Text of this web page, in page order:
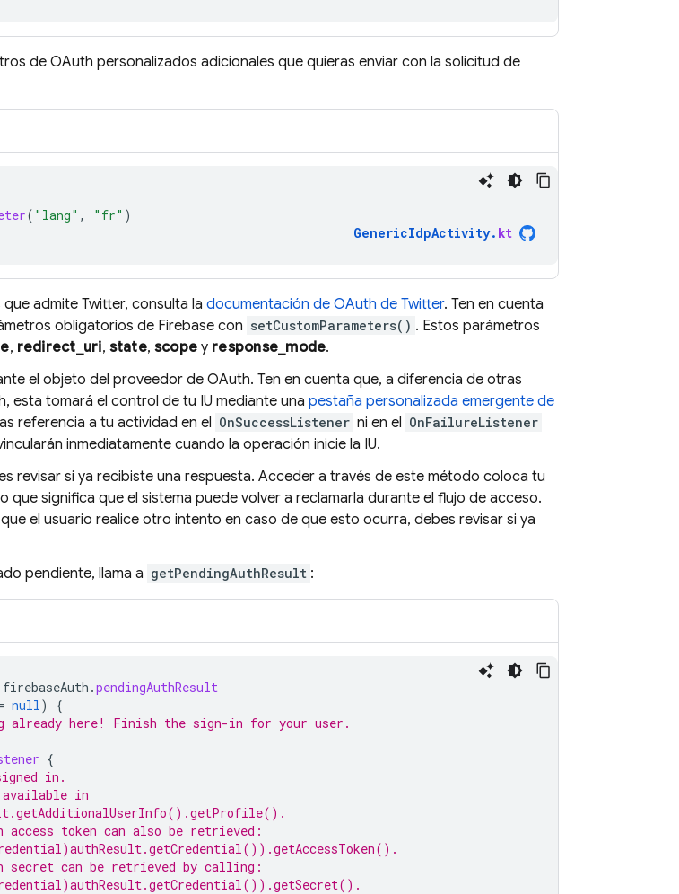
de OAuth personalizados adicionales que quieras enviar con la solicitud de
( "lang" , "fr" )
GenericIdpActivity. kt
admite Twitter, consulta la documentación de OAuth de Twitter. Ten en cuenta
obligatorios de Firebase con setCustomParameters() . Estos parámetros
, redirect_uri, state, scope y response_mode.
el objeto del proveedor de OAuth. Ten en cuenta que, a diferencia de otras
esta tomará el control de tu IU mediante una pestaña personalizada emergente de
referencia a tu actividad en el OnSuccessListener ni en el OnFailureListener
inmediatamente cuando la operación inicie la IU.
revisar si ya recibiste una respuesta. Acceder a través de este método coloca tu
que significa que el sistema puede volver a reclamarla durante el flujo de acceso.
el usuario realice otro intento en caso de que esto ocurra, debes revisar si ya
pendiente, llama a getPendingAuthResult :
firebaseAuth .pendingAuthResult
null)
{
already here! Finish the sign-in for your user.
{
in.
in
access token can also be retrieved:
secret can be retrieved by calling: